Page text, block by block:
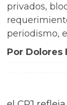
privados,
periodismo,
Por Dolores